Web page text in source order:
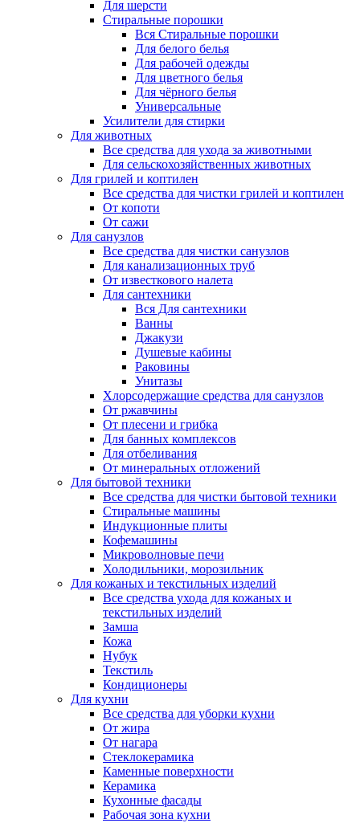
Для шерсти
Стиральные порошки
Вся Стиральные порошки
Для белого белья
Для рабочей одежды
Для цветного белья
Для чёрного белья
Универсальные
Усилители для стирки
Для животных
Все средства для ухода за животными
Для сельскохозяйственных животных
Для грилей и коптилен
Все средства для чистки грилей и коптилен
От копоти
От сажи
Для санузлов
Все средства для чистки санузлов
Для канализационных труб
От известкового налета
Для сантехники
Вся Для сантехники
Ванны
Джакузи
Душевые кабины
Раковины
Унитазы
Хлорсодержащие средства для санузлов
От ржавчины
От плесени и грибка
Для банных комплексов
Для отбеливания
От минеральных отложений
Для бытовой техники
Все средства для чистки бытовой техники
Стиральные машины
Индукционные плиты
Кофемашины
Микроволновые печи
Холодильники, морозильник
Для кожаных и текстильных изделий
Все средства ухода для кожаных и
текстильных изделий
Замша
Кожа
Нубук
Текстиль
Кондиционеры
Для кухни
Все средства для уборки кухни
От жира
От нагара
Стеклокерамика
Каменные поверхности
Керамика
Кухонные фасады
Рабочая зона кухни